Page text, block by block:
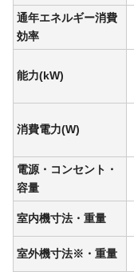
通年エネルギー消費
効率
能力(kW)
消費電力(W)
電源・コンセント・
容量
室内機寸法・重量
室外機寸法※・重量